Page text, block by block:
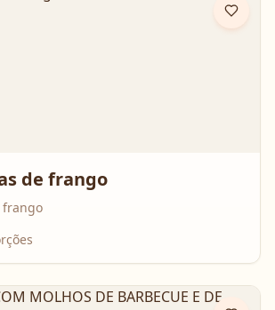
de frango
frango